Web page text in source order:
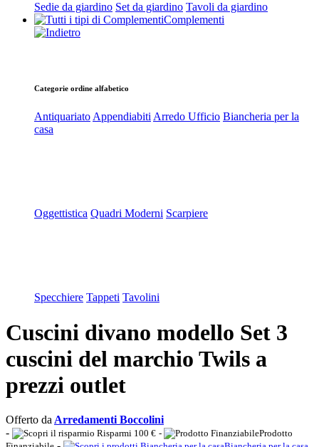
Sedie da giardino Set da giardino Tavoli da giardino
Complementi
Categorie ordine alfabetico
Antiquariato Appendiabiti Arredo Ufficio Biancheria per la
casa
Oggettistica Quadri Moderni Scarpiere
Specchiere Tappeti Tavolini
Cuscini divano modello Set 3
cuscini del marchio Twils a
prezzi outlet
Offerto da Arredamenti Boccolini
-
Risparmi 100 € -
Prodotto